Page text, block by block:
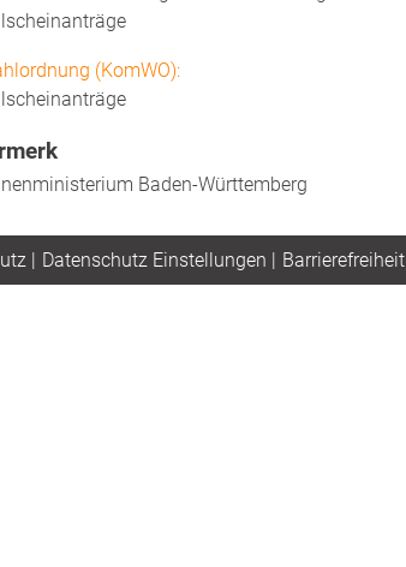
(KomWO):
Baden-Württemberg
| Datenschutz Einstellungen | Barrierefreiheit